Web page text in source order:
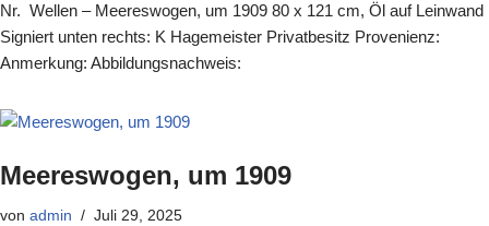
Nr. Wellen – Meereswogen, um 1909 80 x 121 cm, Öl auf Leinwand
Signiert unten rechts: K Hagemeister Privatbesitz Provenienz:
Anmerkung: Abbildungsnachweis:
Meereswogen, um 1909
von admin Juli 29, 2025